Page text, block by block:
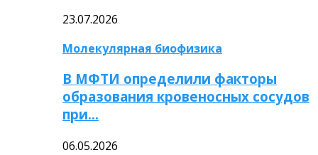
23.07.2026
Молекулярная биофизика
В МФТИ определили факторы
образования кровеносных сосудов
при…
06.05.2026